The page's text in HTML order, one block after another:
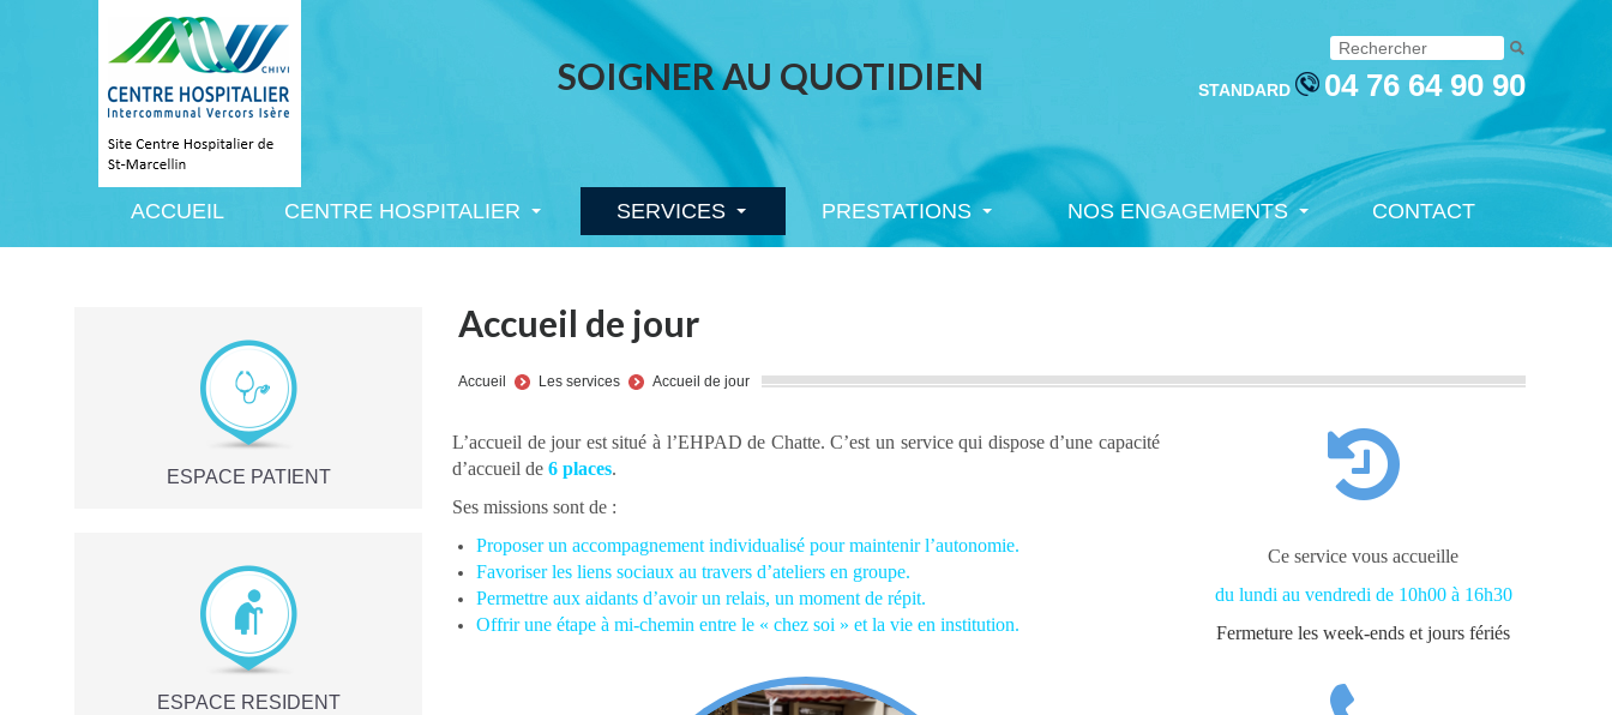
STANDARD 04 76 64 90 90
SOIGNER AU QUOTIDIEN
ACCUEIL CENTRE HOSPITALIER SERVICES PRESTATIONS NOS ENGAGEMENTS CONTACT
Accueil de jour
You are here:
Accueil Les services Accueil de jour
L’accueil de jour est situé à l’EHPAD de Chatte. C’est un service qui dispose d’une capacité
d’accueil de 6 places.
Ses missions sont de :
Proposer un accompagnement individualisé pour maintenir l’autonomie.
Favoriser les liens sociaux au travers d’ateliers en groupe.
Permettre aux aidants d’avoir un relais, un moment de répit.
Offrir une étape à mi-chemin entre le « chez soi » et la vie en institution.
Ce service vous accueille
du lundi au vendredi de 10h00 à 16h30
Fermeture les week-ends et jours fériés
ESPACE PATIENT
ESPACE RESIDENT